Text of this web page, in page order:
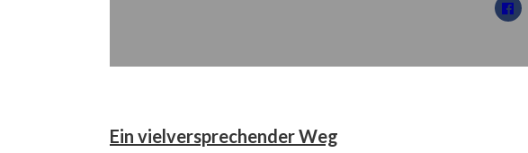
Ein vielversprechender Weg